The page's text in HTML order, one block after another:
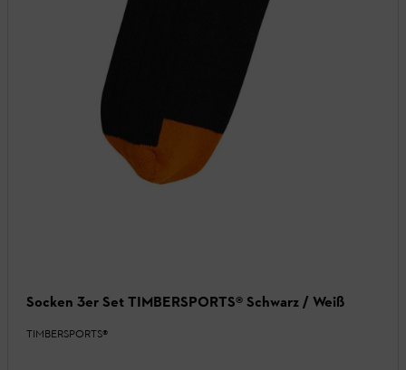
Socken 3er Set TIMBERSPORTS® Schwarz / Weiß
TIMBERSPORTS®